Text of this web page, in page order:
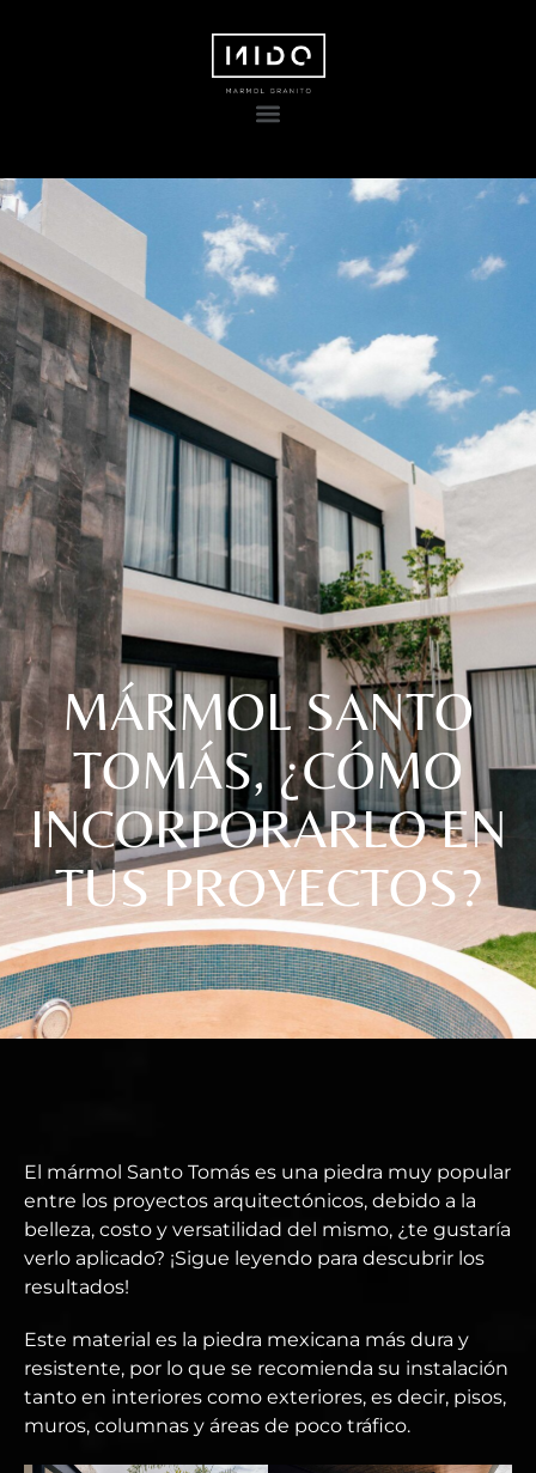
MÁRMOL SANTO
TOMÁS, ¿CÓMO
INCORPORARLO EN
TUS PROYECTOS?
El mármol Santo Tomás es una piedra muy popular
entre los proyectos arquitectónicos, debido a la
belleza, costo y versatilidad del mismo, ¿te gustaría
verlo aplicado? ¡Sigue leyendo para descubrir los
resultados!
Este material es la piedra mexicana más dura y
resistente, por lo que se recomienda su instalación
tanto en interiores como exteriores, es decir, pisos,
muros, columnas y áreas de poco tráfico.